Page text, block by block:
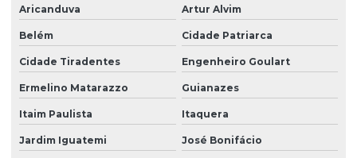
Dedetização de ratos
Dedetização em são paulo
Dedetização serviços
Aricanduva Artur Alvim
Belém Cidade Patriarca
Cidade Tiradentes Engenheiro Goulart
Ermelino Matarazzo Guianazes
Itaim Paulista Itaquera
Jardim Iguatemi José Bonifácio